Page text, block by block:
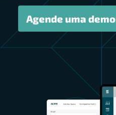
Agende uma